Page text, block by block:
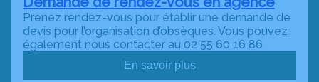
Prenez rendez-vous pour établir une demande de
devis pour l’organisation d’obsèques. Vous pouvez
également nous contacter au 02 55 60 16 86
En savoir plus